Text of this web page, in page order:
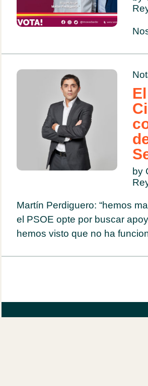
by
Martín Perdiguero: “hemos
el PSOE opte por buscar
hemos visto que no ha